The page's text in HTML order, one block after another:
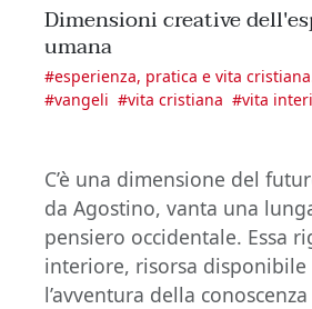
Dimensioni creative
umana
#esperienza, pratica e vita
#vangeli #vita cristiana #vita
C’è una dimensione del
da Agostino, vanta una
pensiero occidentale. Essa
interiore, risorsa disponibile
l’avventura della